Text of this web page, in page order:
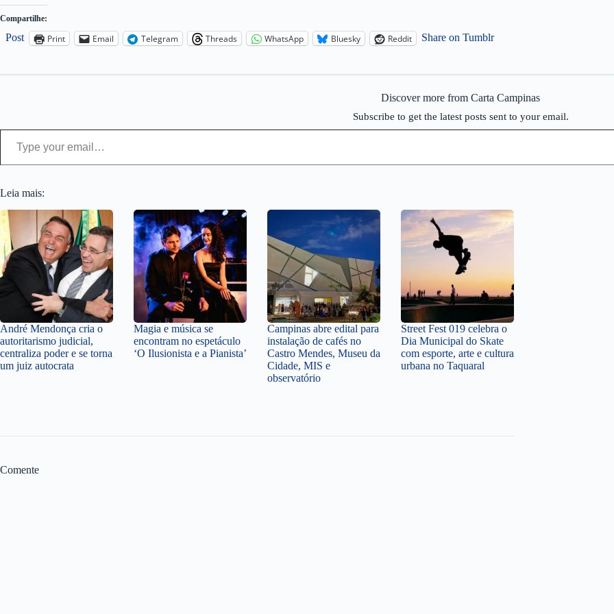
Compartilhe:
Post Print Email Telegram Threads WhatsApp Bluesky Reddit Share on Tumblr
Discover more from Carta Campinas
Subscribe to get the latest posts sent to your email.
Type your email…
Leia mais:
André Mendonça cria o
autoritarismo judicial,
centraliza poder e se torna
um juiz autocrata
Magia e música se
encontram no espetáculo
‘O Ilusionista e a Pianista’
Campinas abre edital para
instalação de cafés no
Castro Mendes, Museu da
Cidade, MIS e
observatório
Street Fest 019 celebra o
Dia Municipal do Skate
com esporte, arte e cultura
urbana no Taquaral
Comente